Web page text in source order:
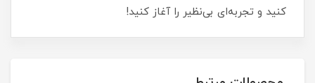
کنید و تجربه‌ای بی‌نظیر را آغاز کنید!